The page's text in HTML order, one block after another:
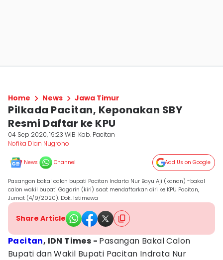
Home News Jawa Timur
Pilkada Pacitan, Keponakan SBY
Resmi Daftar ke KPU
04 Sep 2020, 19:23 WIB Kab. Pacitan
Nofika Dian Nugroho
News Channel Add Us on Google
Pasangan bakal calon bupati Pacitan Indarta Nur Bayu Aji (kanan) -bakal
calon wakil bupati Gagarin (kiri) saat mendaftarkan diri ke KPU Pacitan,
Jumat (4/9/2020). Dok. Istimewa
Share Article
Pacitan, IDN Times - Pasangan Bakal Calon
Bupati dan Wakil Bupati Pacitan Indrata Nur